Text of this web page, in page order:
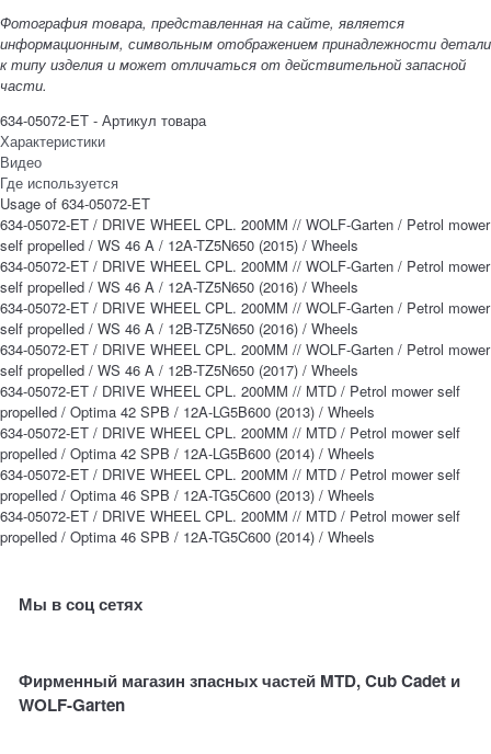
Фотография товара, представленная на сайте, является
информационным, символьным отображением принадлежности детали
к типу изделия и может отличаться от действительной запасной
части.
634-05072-ET - Артикул товара
Характеристики
Видео
Где используется
Usage of 634-05072-ET
634-05072-ET / DRIVE WHEEL CPL. 200MM // WOLF-Garten / Petrol mower
self propelled / WS 46 A / 12A-TZ5N650 (2015) / Wheels
634-05072-ET / DRIVE WHEEL CPL. 200MM // WOLF-Garten / Petrol mower
self propelled / WS 46 A / 12A-TZ5N650 (2016) / Wheels
634-05072-ET / DRIVE WHEEL CPL. 200MM // WOLF-Garten / Petrol mower
self propelled / WS 46 A / 12B-TZ5N650 (2016) / Wheels
634-05072-ET / DRIVE WHEEL CPL. 200MM // WOLF-Garten / Petrol mower
self propelled / WS 46 A / 12B-TZ5N650 (2017) / Wheels
634-05072-ET / DRIVE WHEEL CPL. 200MM // MTD / Petrol mower self
propelled / Optima 42 SPB / 12A-LG5B600 (2013) / Wheels
634-05072-ET / DRIVE WHEEL CPL. 200MM // MTD / Petrol mower self
propelled / Optima 42 SPB / 12A-LG5B600 (2014) / Wheels
634-05072-ET / DRIVE WHEEL CPL. 200MM // MTD / Petrol mower self
propelled / Optima 46 SPB / 12A-TG5C600 (2013) / Wheels
634-05072-ET / DRIVE WHEEL CPL. 200MM // MTD / Petrol mower self
propelled / Optima 46 SPB / 12A-TG5C600 (2014) / Wheels
Мы в соц сетях
Фирменный магазин зпасных частей MTD, Cub Cadet и
WOLF-Garten